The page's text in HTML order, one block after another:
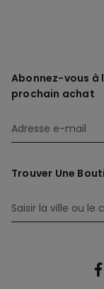
Abonnez-vous à
prochain achat
Trouver Une